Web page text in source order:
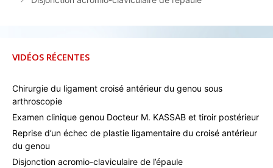
VIDÉOS RÉCENTES
Chirurgie du ligament croisé antérieur du genou sous
arthroscopie
Examen clinique genou Docteur M. KASSAB et tiroir postérieur
Reprise d’un échec de plastie ligamentaire du croisé antérieur
du genou
Disjonction acromio-claviculaire de l’épaule